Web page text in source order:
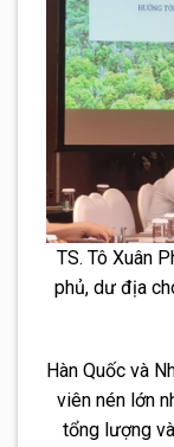
TS. Tô Xuân
phủ, dư địa
Hàn Quốc và
viên nén lớn
tổng lượng